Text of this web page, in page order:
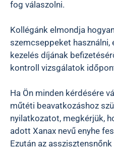
fog válaszolni.
Kollégánk elmondja
szemcseppeket
kezelés díjának
kontroll vizsgálatok
Ha Ön minden kérdésére
műtéti beavatkozáshoz
nyilatkozatot, megkérjük,
adott Xanax nevű enyhe
Ezután az